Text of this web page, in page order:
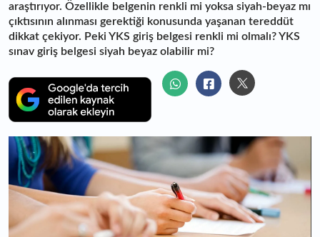
araştırıyor. Özellikle belgenin renkli mi yoksa siyah-beyaz mı
çıktısının alınması gerektiği konusunda yaşanan tereddüt
dikkat çekiyor. Peki YKS giriş belgesi renkli mi olmalı? YKS
sınav giriş belgesi siyah beyaz olabilir mi?